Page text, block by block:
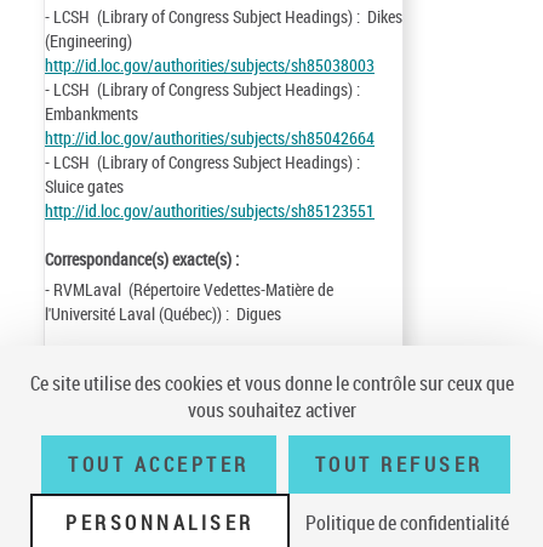
- LCSH (Library of Congress Subject Headings) : Dikes
(Engineering)
http://id.loc.gov/authorities/subjects/sh85038003
- LCSH (Library of Congress Subject Headings) :
Embankments
http://id.loc.gov/authorities/subjects/sh85042664
- LCSH (Library of Congress Subject Headings) :
Sluice gates
http://id.loc.gov/authorities/subjects/sh85123551
Correspondance(s) exacte(s) :
- RVMLaval (Répertoire Vedettes-Matière de
l'Université Laval (Québec)) : Digues
Notice n° :FRBNF11979888
Mise à jour :15/10/30
Conditions générales d'utilisation | A propos | Plan du site |
Écrire à la
Ce site utilise des cookies et vous donne le contrôle sur ceux que
vous souhaitez activer
TOUT ACCEPTER TOUT REFUSER
PERSONNALISER Politique de confidentialité